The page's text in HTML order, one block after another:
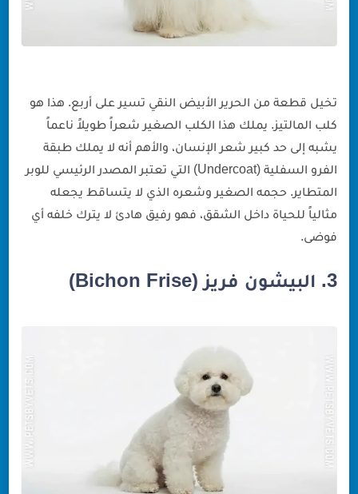
تخيل قطعة من الحرير الأبيض النقي تسير على أربع. هذا هو
كلب المالتيز. يملك هذا الكلب الصغير شعراً طويلاً ناعماً
يشبه إلى حد كبير شعر الإنسان، والأهم أنه لا يملك طبقة
الفرو السفلية (Undercoat) التي تعتبر المصدر الرئيسي للوبر
المتطاير. حجمه الصغير وشعره الذي لا يتساقط يجعله
مثالياً للحياة داخل الشقق، فهو رفيق هادئ لا يترك خلفه أي
فوضى.
3. البيشون فريز (Bichon Frise)